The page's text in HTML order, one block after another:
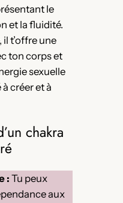
le
et la fluidité.
il t’offre une
ton corps et
sexuelle
créer et à
chakra
: Tu peux
aux